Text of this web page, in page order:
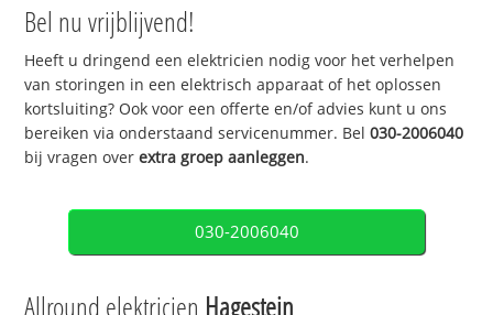
Bel nu vrijblijvend!
Heeft u dringend een elektricien nodig voor het verhelpen
van storingen in een elektrisch apparaat of het oplossen
kortsluiting? Ook voor een offerte en/of advies kunt u ons
bereiken via onderstaand servicenummer. Bel030-2006040
bij vragen overextra groep aanleggen.
030-2006040
Allround elektricien Hagestein